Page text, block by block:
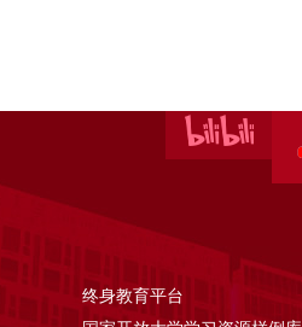
终身教育平台